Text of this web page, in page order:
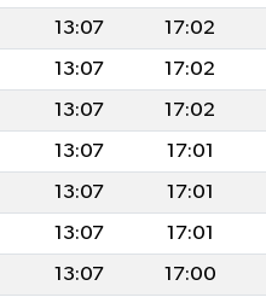
13:07 17:02
13:07 17:02
13:07 17:02
13:07 17:01
13:07 17:01
13:07 17:01
13:07 17:00